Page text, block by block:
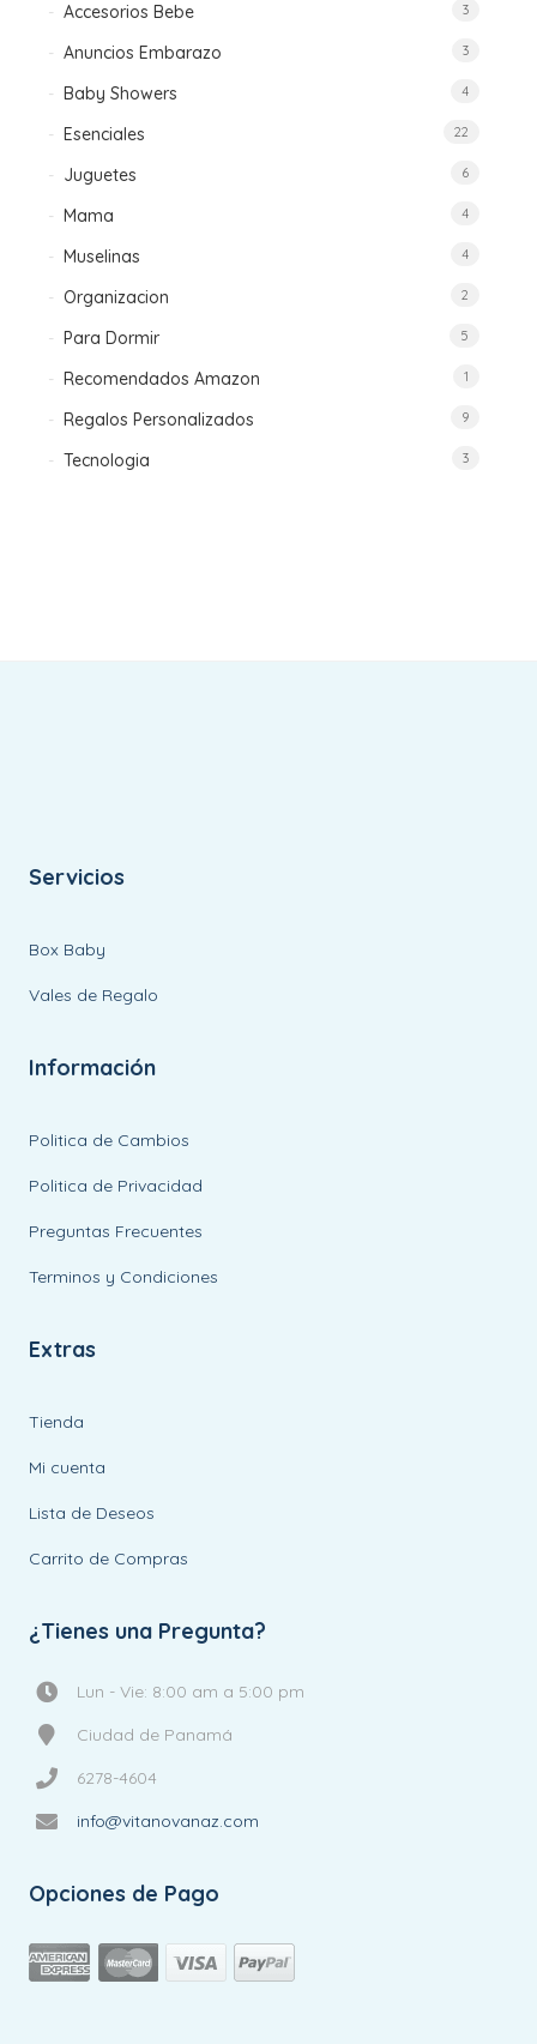
Accesorios Bebe 3
Anuncios Embarazo 3
Baby Showers 4
Esenciales 22
Juguetes 6
Mama 4
Muselinas 4
Organizacion 2
Para Dormir 5
Recomendados Amazon 1
Regalos Personalizados 9
Tecnologia 3
Servicios
Box Baby
Vales de Regalo
Información
Politica de Cambios
Politica de Privacidad
Preguntas Frecuentes
Terminos y Condiciones
Extras
Tienda
Mi cuenta
Lista de Deseos
Carrito de Compras
¿Tienes una Pregunta?
Lun - Vie: 8:00 am a 5:00 pm
Ciudad de Panamá
6278-4604
info@vitanovanaz.com
Opciones de Pago